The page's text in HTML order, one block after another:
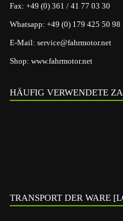
Fax: +49 (0) 361 / 41 77 03 30
Whatsapp: +49 (0) 179 425 50 98
E-Mail: service@fahrmotor.net
Shop: www.fahrmotor.net
HÄUFIG VERWENDETE
TRANSPORT DER WARE